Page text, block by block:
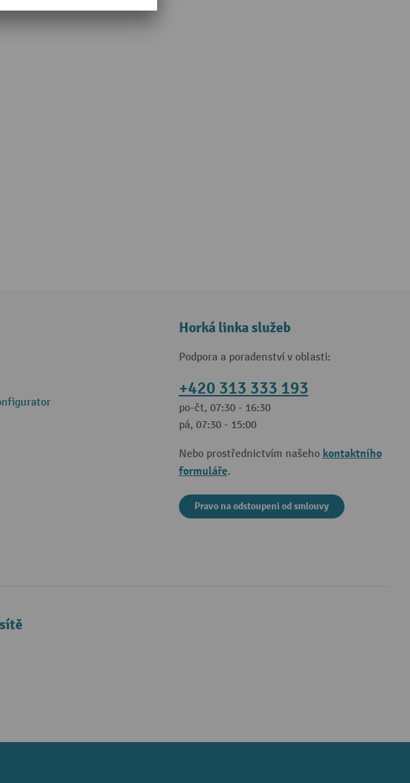
Horká linka služeb
Podpora a poradenství v oblasti:
+420 313 333 193
po-čt, 07:30 - 16:30
pá, 07:30 - 15:00
Nebo prostřednictvím našeho kontaktního
formuláře.
Pravo na odstoupeni od smlouvy